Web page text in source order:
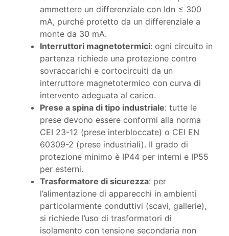
ammettere un differenziale con Idn ≤ 300
mA, purché protetto da un differenziale a
monte da 30 mA.
Interruttori magnetotermici: ogni circuito in
partenza richiede una protezione contro
sovraccarichi e cortocircuiti da un
interruttore magnetotermico con curva di
intervento adeguata al carico.
Prese a spina di tipo industriale: tutte le
prese devono essere conformi alla norma
CEI 23-12 (prese interbloccate) o CEI EN
60309-2 (prese industriali). Il grado di
protezione minimo è IP44 per interni e IP55
per esterni.
Trasformatore di sicurezza: per
l’alimentazione di apparecchi in ambienti
particolarmente conduttivi (scavi, gallerie),
si richiede l’uso di trasformatori di
isolamento con tensione secondaria non